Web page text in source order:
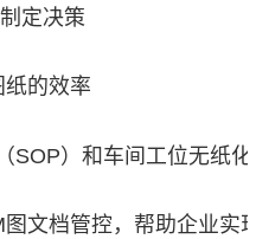
定决策
的效率
SOP）和车间工位无纸
文档管控，帮助企业实